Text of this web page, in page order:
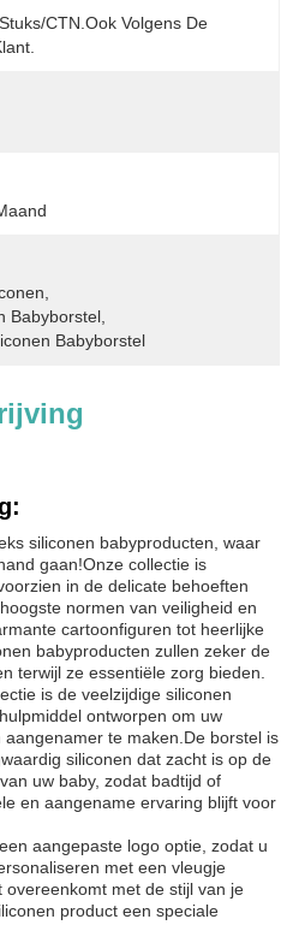
CTN.Ook Volgens De
Babyborstel
Babyborstel
siliconen babyproducten, waar
gaan!Onze collectie is
in de delicate behoeften
normen van veiligheid en
cartoonfiguren tot heerlijke
babyproducten zullen zeker de
terwijl ze essentiële zorg bieden.
is de veelzijdige siliconen
ontworpen om uw
te maken.De borstel is
siliconen dat zacht is op de
uw baby, zodat badtijd of
en aangename ervaring blijft voor
aangepaste logo optie, zodat u
met een vleugje
met de stijl van je
product een speciale